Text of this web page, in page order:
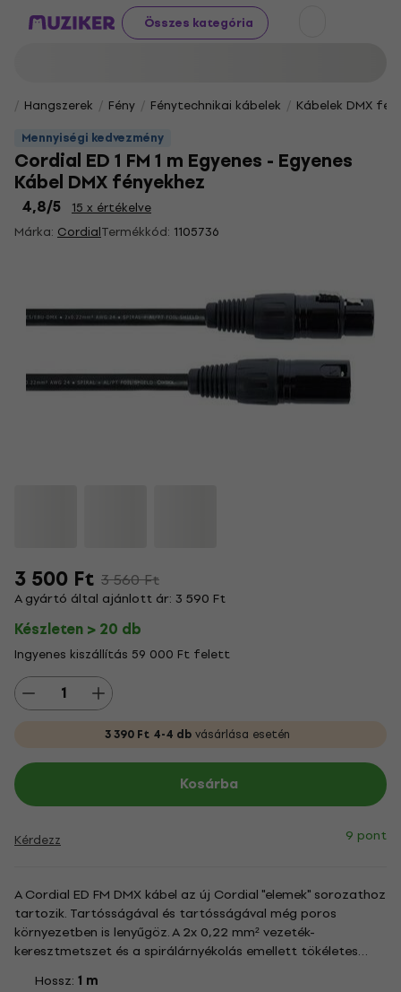
Összes kategória
Hangszerek Fény Fénytechnikai kábelek
Kábelek DMX
Mennyiségi kedvezmény
Cordial ED 1 FM 1 m Egyenes - Egyenes
Kábel DMX fényekhez
4,8/5
15 x értékelve
Márka: CordialTermékkód: 1105736
3 500 Ft 3 560 Ft
A gyártó által ajánlott ár: 3 590 Ft
Készleten > 20 db
Ingyenes kiszállítás 59 000 Ft felett
3 390 Ft 4-4 dbvásárlása esetén
Kosárba
Kérdezz 9 pont
A Cordial ED FM DMX kábel az új Cordial "elemek" sorozathoz
tartozik. Tartósságával és tartósságával még poros
környezetben is lenyűgöz. A 2x 0,22 mm² vezeték-
keresztmetszet és a spirálárnyékolás emellett tökéletes
jelátvitelt biztosít.
Hossz: 1 m